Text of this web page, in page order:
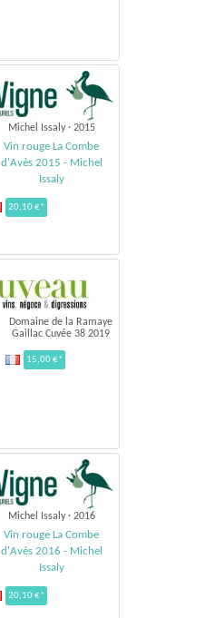
Michel Issaly · 2015
Vin rouge La Combe
d'Avès 2015 - Michel
Issaly
20,10 €*
Domaine de la Ramaye
Gaillac Cuvée 38 2019
15,00 €*
Michel Issaly · 2016
Vin rouge La Combe
d'Avès 2016 - Michel
Issaly
20,10 €*